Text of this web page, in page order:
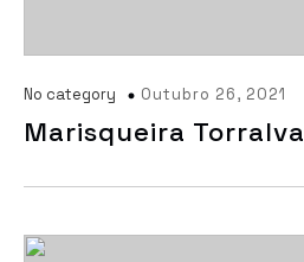
No category Outubro 26, 2021
Marisqueira Torralva